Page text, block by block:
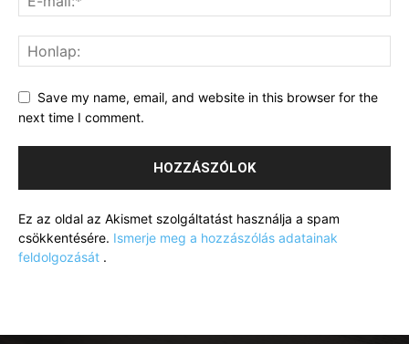
Save my name, email, and website in this browser for the
next time I comment.
Ez az oldal az Akismet szolgáltatást használja a spam
csökkentésére. Ismerje meg a hozzászólás adatainak
feldolgozását .